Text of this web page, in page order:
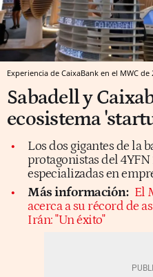
Experiencia de CaixaBank en el MWC de
Sabadell y
ecosistema
Los dos gigantes de la
protagonistas del
especializadas en
Más información: El
acerca a su récord de
Irán: "Un éxito"